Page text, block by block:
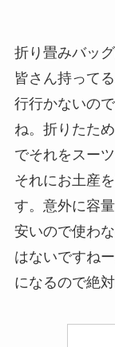
折り畳みバッ
皆さん持って
行行かないの
ね。折りたた
でそれをスー
それにお土産
す。意外に容
安いので使わ
はないですね
になるので絶